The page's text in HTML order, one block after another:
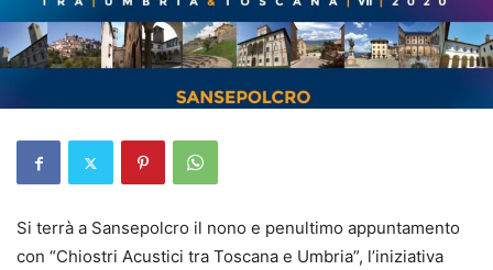
Si terrà a Sansepolcro il nono e penultimo appuntamento
con “Chiostri Acustici tra Toscana e Umbria”, l’iniziativa